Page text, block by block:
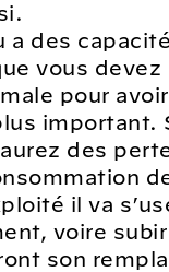
a des
vous devez
pour
important.
des
il va
voire
son